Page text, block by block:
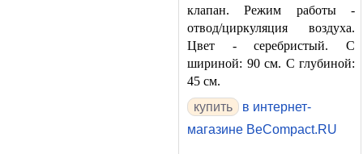
клапан. Режим работы -
отвод/циркуляция воздуха.
Цвет - серебристый. С
шириной: 90 см. С глубиной:
45 см.
в интернет-
магазине BeCompact.RU